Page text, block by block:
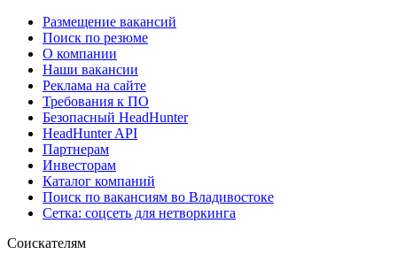
Размещение вакансий
Поиск по резюме
О компании
Наши вакансии
Реклама на сайте
Требования к ПО
Безопасный HeadHunter
HeadHunter API
Партнерам
Инвесторам
Каталог компаний
Поиск по вакансиям во Владивостоке
Сетка: соцсеть для нетворкинга
Соискателям